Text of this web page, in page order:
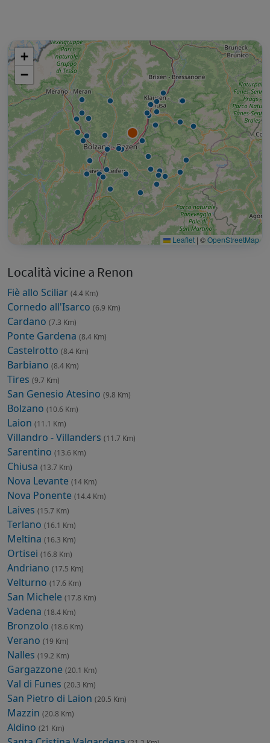
+
−
Leaflet | ©OpenStreetMap
Località vicine a Renon
Fiè allo Sciliar (4.4 Km)
Cornedo all'Isarco (6.9 Km)
Cardano (7.3 Km)
Ponte Gardena (8.4 Km)
Castelrotto (8.4 Km)
Barbiano (8.4 Km)
Tires (9.7 Km)
San Genesio Atesino (9.8 Km)
Bolzano (10.6 Km)
Laion (11.1 Km)
Villandro - Villanders (11.7 Km)
Sarentino (13.6 Km)
Chiusa (13.7 Km)
Nova Levante (14 Km)
Nova Ponente (14.4 Km)
Laives (15.7 Km)
Terlano (16.1 Km)
Meltina (16.3 Km)
Ortisei (16.8 Km)
Andriano (17.5 Km)
Velturno (17.6 Km)
San Michele (17.8 Km)
Vadena (18.4 Km)
Bronzolo (18.6 Km)
Verano (19 Km)
Nalles (19.2 Km)
Gargazzone (20.1 Km)
Val di Funes (20.3 Km)
San Pietro di Laion (20.5 Km)
Mazzin (20.8 Km)
Aldino (21 Km)